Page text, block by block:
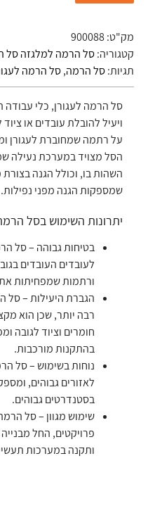
מק"ט:900088
קטגוריה:סל הרמה למלגזה סל
תגיות:סל הרמה,סל הרמה
סל הרמה לעגורן, כלי
ויעיל להובלת עובדים או
על רתמה שמחוברת לעגורן
הסל מצויד במערכת נעילה
השהות בו, וכולל הגנה
שמספקות הגנה מפני נפילות.
יתרונות השימוש בסל
בטיחות גבוהה – סל
לעובדים העובדים
ורתמות שמפחיתות את
הגברת היעילות – סל
רבה יותר, שכן הוא
חומרים וציוד לגובה
בהתקנות מורכבות.
נוחות בשימוש – סל
לאזורים גבוהים,
בסטנדרטים גבוהים.
שימוש מגוון – סל
פרויקטים, החל
ותקנה במערכות